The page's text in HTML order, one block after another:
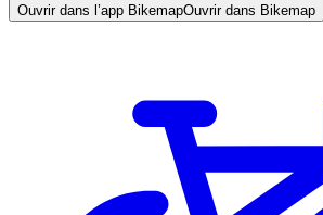
Ouvrir dans l’app BikemapOuvrir dans Bikemap